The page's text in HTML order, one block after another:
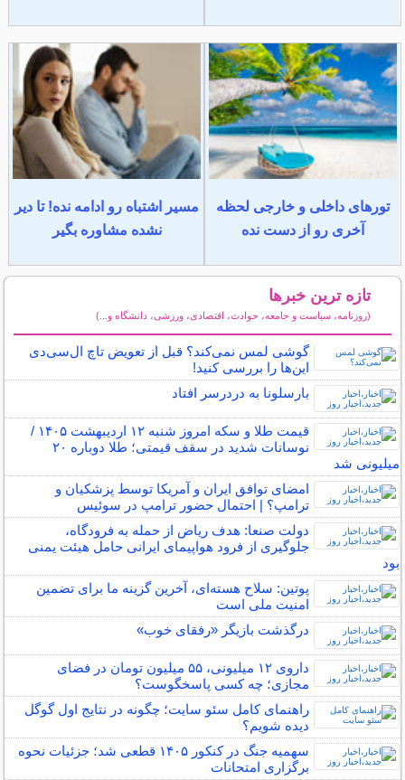
تورهای داخلی و خارجی لحظه
آخری رو از دست نده
مسیر اشتباه رو ادامه نده! تا دیر
نشده مشاوره بگیر
تازه ترین خبرها
(روزنامه، سیاست و جامعه، حوادث، اقتصادی، ورزشی، دانشگاه و...)
گوشی لمس نمی‌کند؟ قبل از تعویض تاچ ال‌سی‌دی
این‌ها را بررسی کنید!
بارسلونا به دردرسر افتاد
قیمت طلا و سکه امروز شنبه ۱۲ اردیبهشت ۱۴۰۵ /
نوسانات شدید در سقف قیمتی؛ طلا دوباره ۲۰
میلیونی شد
امضای توافق ایران و آمریکا توسط پزشکیان و
ترامپ؟ | احتمال حضور ترامپ در سوئیس
دولت صنعا: هدف ریاض از حمله به فرودگاه،
جلوگیری از فرود هواپیمای ایرانی حامل هیئت یمنی
بود
پوتین: سلاح هسته‌ای، آخرین گزینه ما برای تضمین
امنیت ملی است
درگذشت بازیگر «رفقای خوب»
داروی ۱۲ میلیونی، ۵۵ میلیون تومان در فضای
مجازی؛ چه کسی پاسخگوست؟
راهنمای کامل سئو سایت؛ چگونه در نتایج اول گوگل
دیده شویم؟
سهمیه جنگ در کنکور ۱۴۰۵ قطعی شد؛ جزئیات نحوه
برگزاری امتحانات